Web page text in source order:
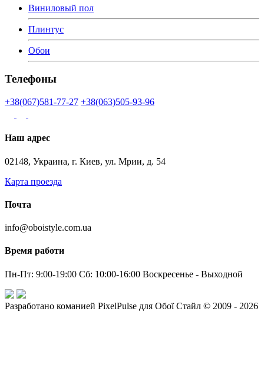
Виниловый пол
Плинтус
Обои
Телефоны
+38(067)581-77-27 +38(063)505-93-96
Наш адрес
02148, Украина, г. Киев, ул. Мрии, д. 54
Карта проезда
Почта
info@oboistyle.com.ua
Время работи
Пн-Пт: 9:00-19:00 Сб: 10:00-16:00 Воскресенье - Выходной
Разработано команией PixelPulse для Обої Стайл © 2009 - 2026